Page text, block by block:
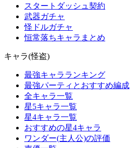
スタートダッシュ契約
武器ガチャ
怪ドルガチャ
恒常落ちキャラまとめ
キャラ(怪盗)
最強キャラランキング
最強パーティとおすすめ編成
全キャラ一覧
星5キャラ一覧
星4キャラ一覧
おすすめの星4キャラ
ワンダー(主人公)の評価